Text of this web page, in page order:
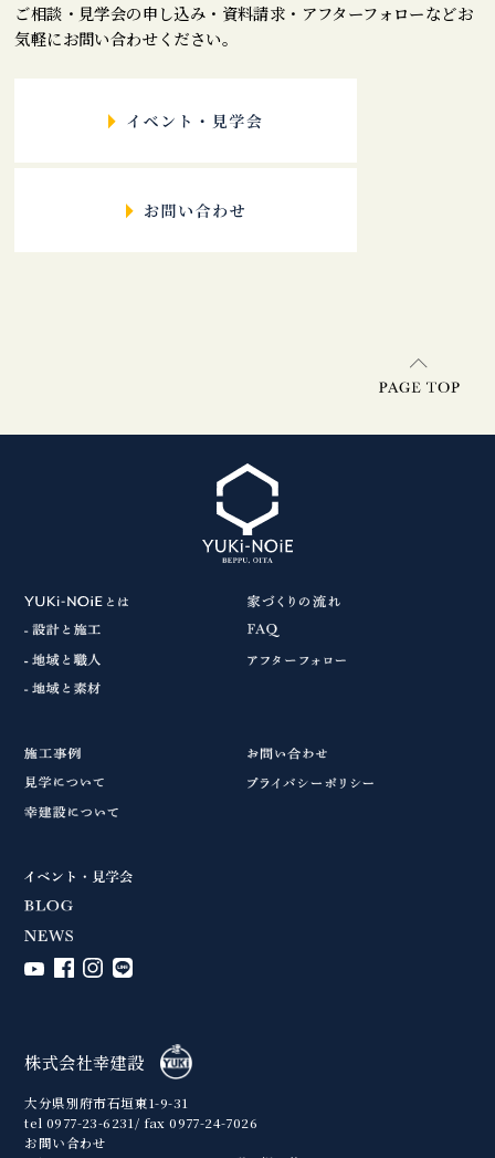
ご相談・見学会の申し込み・資料請求・アフターフォローなどお
気軽にお問い合わせください。
株式会社幸建設
大分県別府市石垣東1-9-31
tel 0977-23-6231/ fax 0977-24-7026
お問い合わせ